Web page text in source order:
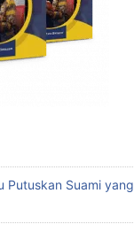
Putuskan Suami yang